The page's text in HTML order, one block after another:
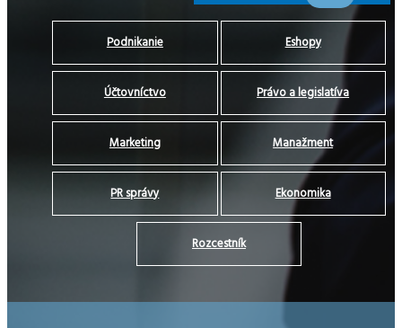
Podnikanie Eshopy
Účtovníctvo Právo a legislatíva
Marketing Manažment
PR správy Ekonomika
Rozcestník